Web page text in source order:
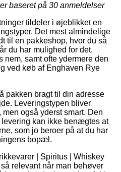
baseret på 30 anmeldelser
tildeler i øjeblikket en
Det mest almindelige
til en pakkeshop, hvor du så
du har mulighed for det.
samt ofte ydermere den
ved køb af Enghaven Rye
pakken bragt til din adresse
Leveringstypen bliver
også yderst smart. Den
kan ikke benægtes at
som jo beroer på at du har
bopæl.
| Spiritus | Whiskey
relevant når man behøver